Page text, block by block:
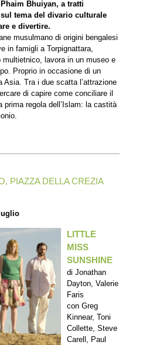
Bhuiyan, a tratti
tema del divario culturale
e divertire.
musulmano di origini bengalesi
in famigli a Torpignattara,
multietnico, lavora in un museo e
Proprio in occasione di un
Asia. Tra i due scatta l’attrazione
di capire come conciliare il
prima regola dell’Islam: la castità
PIAZZA DELLA CREZIA
LITTLE
MISS
SUNSHINE
di Jonathan
Dayton, Valerie
Faris
con Greg
Kinnear, Toni
Collette, Steve
Carell, Paul